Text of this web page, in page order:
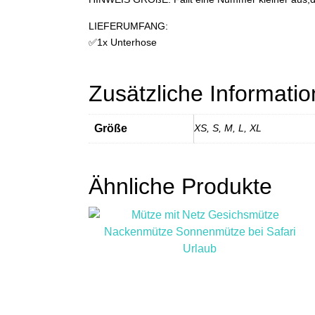
LIEFERUMFANG:
✅1x Unterhose
Zusätzliche
Größe XS, S, M, L, XL
Ähnliche Produkte